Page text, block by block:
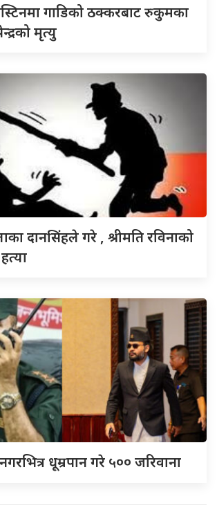
गाडिको ठक्करबाट रुकुमका
मृत्यु
दानसिंहले गरे , श्रीमति रविनाको
धूम्रपान गरे ५०० जरिवाना